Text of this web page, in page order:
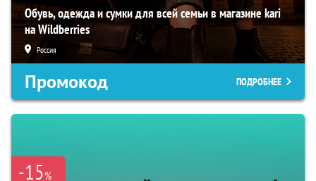
Обувь, одежда и сумки для всей семьи в магазине kari
на Wildberries
Россия
Промокод ПОДРОБНЕЕ
-15%